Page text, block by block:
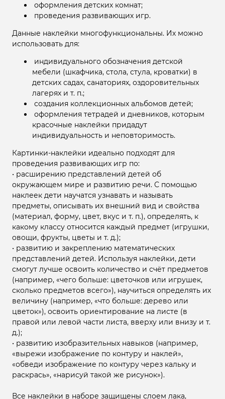
оформления детских комнат;
проведения развивающих игр.
Данные наклейки многофункциональны. Их можно
использовать для:
индивидуального обозначения детской
мебели (шкафчика, стола, стула, кроватки) в
детских садах, санаториях, оздоровительных
лагерях и т. п.;
создания коллекционных альбомов детей;
оформления тетрадей и дневников, которым
красочные наклейки придадут
индивидуальность и неповторимость.
Картинки-наклейки идеально подходят для
проведения развивающих игр по:
• расширению представлений детей об
окружающем мире и развитию речи. С помощью
наклеек дети научатся узнавать и называть
предметы, описывать их внешний вид и свойства
(материал, форму, цвет, вкус и т. п.), определять, к
какому классу относится каждый предмет (игрушки,
овощи, фрукты, цветы и т. д.);
• развитию и закреплению математических
представлений детей. Используя наклейки, дети
смогут лучше освоить количество и счёт предметов
(например, «чего больше: цветочков или игрушек,
сколько предметов всего»), научиться определять их
величину (например, «что больше: дерево или
цветок»), освоить ориентирование на листе (в
правой или левой части листа, вверху или внизу и т.
д.);
• развитию изобразительных навыков (например,
«вырежи изображение по контуру и наклей»,
«обведи изображение по контуру через кальку и
раскрась», «нарисуй такой же рисунок»).
Все наклейки в наборе защищены слоем лака,